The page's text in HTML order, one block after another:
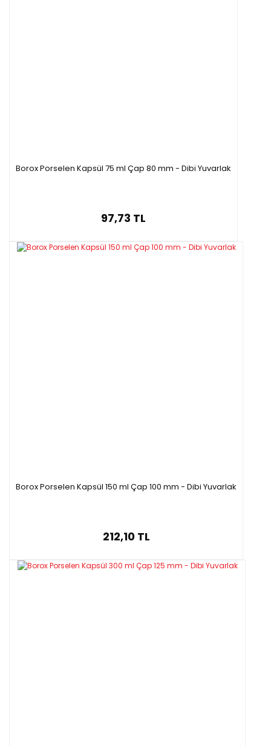
Borox Porselen Kapsül 75 ml Çap 80 mm - Dibi Yuvarlak
97,73 TL
Borox Porselen Kapsül 150 ml Çap 100 mm - Dibi Yuvarlak
212,10 TL